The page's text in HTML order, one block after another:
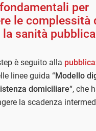
fondamentali per
le complessità
sanità
è seguito alla
linee guida “Modello
domiciliare“, che
la scadenza